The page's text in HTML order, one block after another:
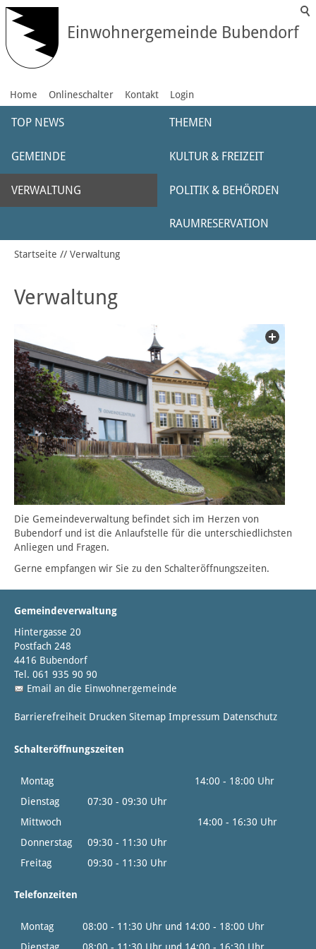
Einwohnergemeinde Bubendorf
Home Onlineschalter Kontakt Login
TOP NEWS THEMEN
GEMEINDE KULTUR & FREIZEIT
VERWALTUNG POLITIK & BEHÖRDEN
RAUMRESERVATION
Startseite Verwaltung
Verwaltung
Die Gemeindeverwaltung befindet sich im Herzen von
Bubendorf und ist die Anlaufstelle für die unterschiedlichsten
Anliegen und Fragen.
Gerne empfangen wir Sie zu den Schalteröffnungszeiten.
Gemeindeverwaltung
Hintergasse 20
Postfach 248
4416 Bubendorf
Tel. 061 935 90 90
Email an die Einwohnergemeinde
Barrierefreiheit Drucken Sitemap Impressum Datenschutz
Schalteröffnungszeiten
Montag
14:00 - 18:00 Uhr
Dienstag
07:30 - 09:30 Uhr
Mittwoch
14:00 - 16:30 Uhr
Donnerstag
09:30 - 11:30 Uhr
Freitag
09:30 - 11:30 Uhr
Telefonzeiten
Montag
08:00 - 11:30 Uhr und 14:00 - 18:00 Uhr